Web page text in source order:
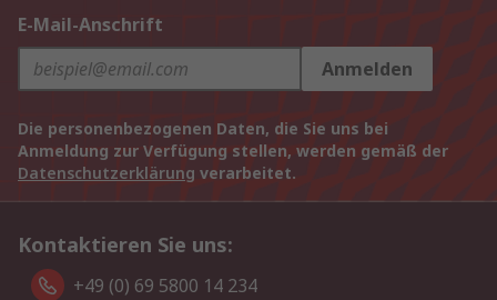
E-Mail-Anschrift
Anmelden
Die personenbezogenen Daten, die Sie uns bei
Anmeldung zur Verfügung stellen, werden gemäß der
Datenschutzerklärung verarbeitet.
Kontaktieren Sie uns:
+49 (0) 69 5800 14 234